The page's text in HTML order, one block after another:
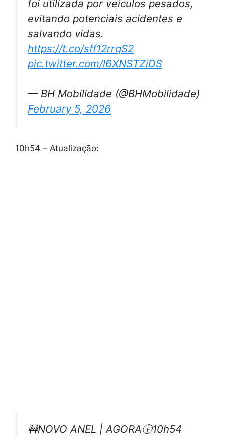
foi utilizada por veículos pesados,
evitando potenciais acidentes e
salvando vidas.
https://t.co/sff12rrqS2
pic.twitter.com/l6XNSTZiDS
— BH Mobilidade (@BHMobilidade)
February 5, 2026
10h54 – Atualização:
🚧NOVO ANEL | AGORA🕞10h54